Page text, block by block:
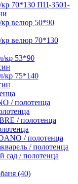
кр 70*130 ПЦ-3501-
кр велюр 50*90
кр велюр 70*130
кр 53*90
кр 75*140
/ полотенца
/ полотенца
/ полотенца
/ полотенца
сад / полотенца
(40)